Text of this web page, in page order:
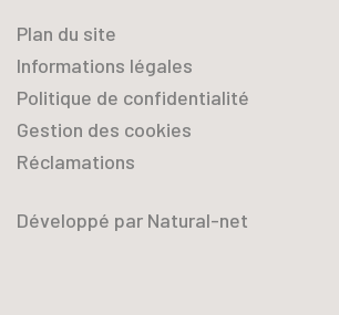
Plan du site
Informations légales
Politique de confidentialité
Gestion des cookies
Réclamations
Développé par Natural-net